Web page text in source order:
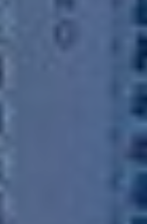
impedir que sean instaladas en
deberá tener en cuenta que
dificultades de navegación de la
Permiten realizar el seguimiento y
comportamiento de los usuarios
información recogida mediante
utiliza en la medición de la
elaboración de perfiles de
el fin de introducir mejoras en
datos de uso que hacen los
guardar la información de
mejorar la calidad de nuestros
mejor experiencia a través de
Estas cookies son utilizadas
sobre las preferencias y